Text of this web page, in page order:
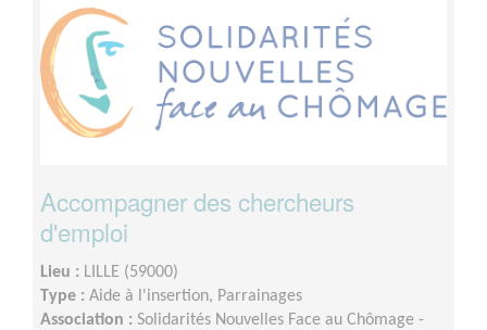
Accompagner des chercheurs
d'emploi
Lieu : LILLE (59000)
Type : Aide à l'insertion, Parrainages
Association : Solidarités Nouvelles Face au Chômage -